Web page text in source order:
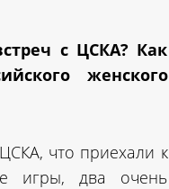
с ЦСКА? Как
женского
что приехали к
игры, два очень